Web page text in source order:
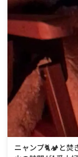
ニャンプ🐈🏕と焚き火🔥 ニャンコとまった